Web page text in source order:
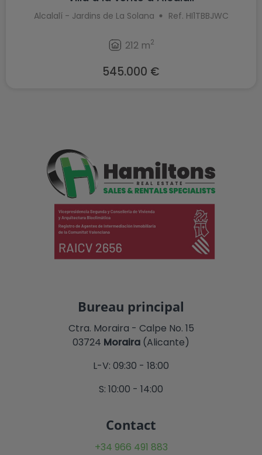
Alcalalí - Jardins de La Solana Ref. HI1TBBJWC
212 m2
545.000 €
Bureau principal
Ctra. Moraira - Calpe No. 15
03724 Moraira (Alicante)
L-V: 09:30 - 18:00
S: 10:00 - 14:00
Contact
+34 966 491 883